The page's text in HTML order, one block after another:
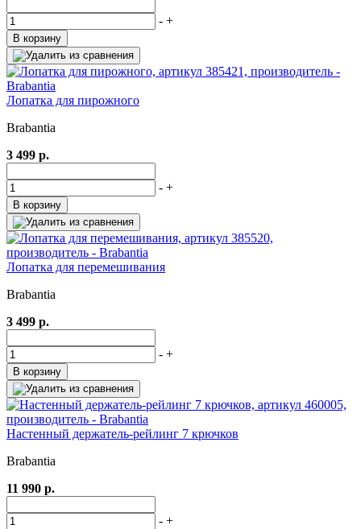
- +
В корзину
Лопатка для пирожного
Brabantia
3 499 р.
- +
В корзину
Лопатка для перемешивания
Brabantia
3 499 р.
- +
В корзину
Настенный держатель-рейлинг 7 крючков
Brabantia
11 990 р.
- +